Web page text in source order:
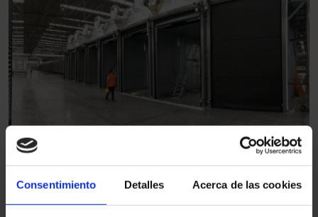
Consentimiento Detalles Acerca de las cookies
Puerta rápida enrollable de acero
Máxima seguridad y robustez para áreas con exigencias de